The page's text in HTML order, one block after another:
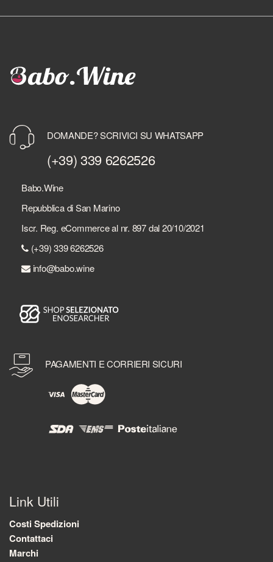
DOMANDE? SCRIVICI SU WHATSAPP
(+39) 339 6262526
Babo.Wine
Repubblica di San Marino
Iscr. Reg. eCommerce al nr. 897 dal 20/10/2021
(+39) 339 6262526
info@babo.wine
PAGAMENTI E CORRIERI SICURI
Link Utili
Costi Spedizioni
Contattaci
Marchi